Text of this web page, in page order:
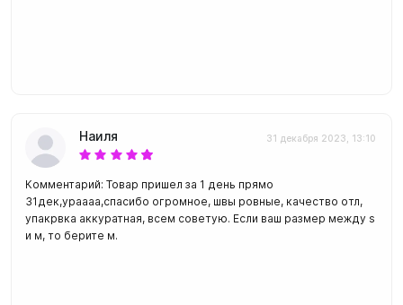
Наиля 31 декабря 2023, 13:10
Комментарий: Товар пришел за 1 день прямо
31дек,ураааа,спасибо огромное, швы ровные, качество отл,
упакрвка аккуратная, всем советую. Если ваш размер между s
и м, то берите м.